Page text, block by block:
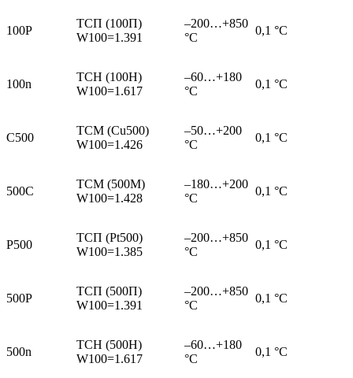
100P
ТСП (100П)
W100=1.391
–200…+850
°С
0,1 °С
100n
ТСН (100Н)
W100=1.617
–60…+180
°С
0,1 °С
C500
ТСМ (Cu500)
W100=1.426
–50…+200
°С
0,1 °С
500C
ТСМ (500М)
W100=1.428
–180…+200
°С
0,1 °С
P500
ТСП (Pt500)
W100=1.385
–200…+850
°С
0,1 °С
500P
ТСП (500П)
W100=1.391
–200…+850
°С
0,1 °С
500n
ТСН (500Н)
W100=1.617
–60…+180
°С
0,1 °С